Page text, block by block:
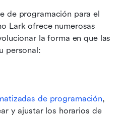
de programación para el
Lark ofrece numerosas
la forma en que las
personal:
de programación,
y ajustar los horarios de